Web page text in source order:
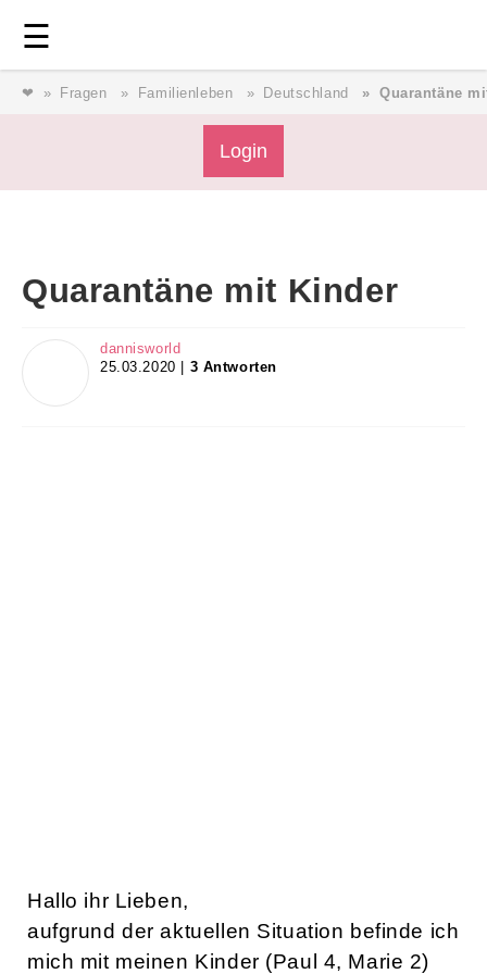
☰
❤ Fragen Familienleben Deutschland Quarantäne
Login
Quarantäne mit Kinder
dannisworld
25.03.2020 | 3 Antworten
Hallo ihr Lieben,
aufgrund der aktuellen Situation befinde ich
mich mit meinen Kinder (Paul 4, Marie 2)
Forum
Service